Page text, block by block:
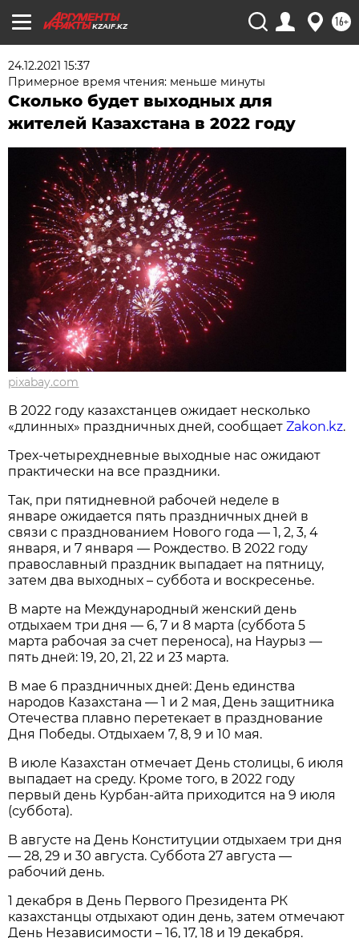
KZAIF.KZ 16+
24.12.2021 15:37
Примерное время чтения: меньше минуты
Сколько будет выходных для
жителей Казахстана в 2022 году
pixabay.com
В 2022 году казахстанцев ожидает несколько
«длинных» праздничных дней, сообщаетZakon.kz.
Трех-четырехдневные выходные нас ожидают
практически на все праздники.
Так, при пятидневной рабочей неделе в
январе ожидается пять праздничных дней в
связи с празднованием Нового года — 1, 2, 3, 4
января, и 7 января — Рождество. В 2022 году
православный праздник выпадает на пятницу,
затем два выходных – суббота и воскресенье.
В марте на Международный женский день
отдыхаем три дня — 6, 7 и 8 марта (суббота 5
марта рабочая за счет переноса), на Наурыз —
пять дней: 19, 20, 21, 22 и 23 марта.
В мае 6 праздничных дней: День единства
народов Казахстана — 1 и 2 мая, День защитника
Отечества плавно перетекает в празднование
Дня Победы. Отдыхаем 7, 8, 9 и 10 мая.
В июле Казахстан отмечает День столицы, 6 июля
выпадает на среду. Кроме того, в 2022 году
первый день Курбан-айта приходится на 9 июля
(суббота).
В августе на День Конституции отдыхаем три дня
— 28, 29 и 30 августа. Суббота 27 августа —
рабочий день.
1 декабря в День Первого Президента РК
казахстанцы отдыхают один день, затем отмечают
День Независимости – 16, 17, 18 и 19 декабря.